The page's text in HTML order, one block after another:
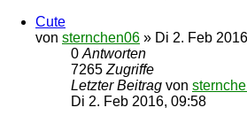
Cute
von sternchen06 » Di 2. Feb
0 Antworten
7265 Zugriffe
Letzter Beitrag von
Di 2. Feb 2016, 09:58